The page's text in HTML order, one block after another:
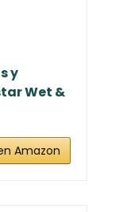
y
Wet &
Amazon